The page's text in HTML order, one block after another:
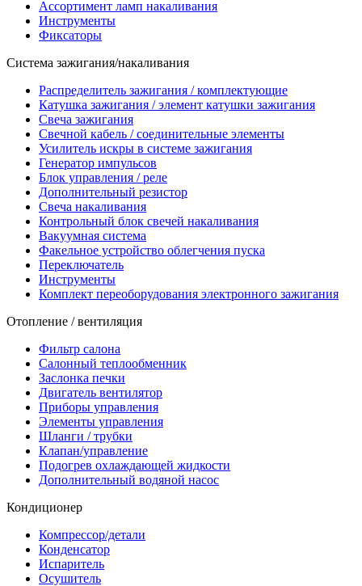
Ассортимент ламп накаливания
Инструменты
Фиксаторы
Система зажигания/накаливания
Распределитель зажигания / комплектующие
Катушка зажигания / элемент катушки зажигания
Свеча зажигания
Свечной кабель / соединительные элементы
Усилитель искры в системе зажигания
Генератор импульсов
Блок управления / реле
Дополнительный резистор
Свеча накаливания
Контрольный блок свечей накаливания
Вакуумная система
Факельное устройство облегчения пуска
Переключатель
Инструменты
Комплект переоборудования электронного зажигания
Отопление / вентиляция
Фильтр салона
Салонный теплообменник
Заслонка печки
Двигатель вентилятор
Приборы управления
Элементы управления
Шланги / трубки
Клапан/управление
Подогрев охлаждающей жидкости
Дополнительный водяной насос
Кондиционер
Компрессор/детали
Конденсатор
Испаритель
Осушитель